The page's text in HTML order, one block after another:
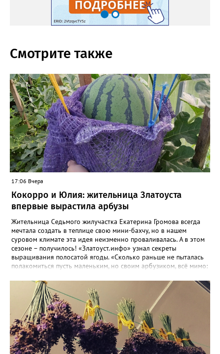
Смотрите также
17:06 Вчера
Кокорро и Юлия: жительница Златоуста
впервые вырастила арбузы
Жительница Седьмого жилучастка Екатерина Громова всегда
мечтала создать в теплице свою мини-бахчу, но в нашем
суровом климате эта идея неизменно проваливалась. А в этом
сезоне – получилось! «Златоуст.инфо» узнал секреты
выращивания полосатой ягоды. «Сколько раньше не пыталась
полакомиться пусть маленьким, но своим арбузиком, всё мимо:
«Златоуст.инфо» садовод. – В этом году посадила сорт так
называемых северных арбузов – «Юлия», а также «Коккоро»
(он жёлтый и, говорят, очень сладкий). Вот уже первый на пару
кило вызрел. Чтобы не оборвал плеть, подвешиваю своих
полосатиков в сетках из-под овощей или авоськах,
подкармливаю. Не терпится попробовать!». Опытные
бахчеводы из южных регионов в соцсетях посоветовали нашей
землячке: арбуз будет созревшим не раньше, чем с его кожуры